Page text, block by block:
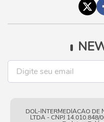
DOL-INTERMEDIACAO DE
LTDA - CNPJ 14.010.848/